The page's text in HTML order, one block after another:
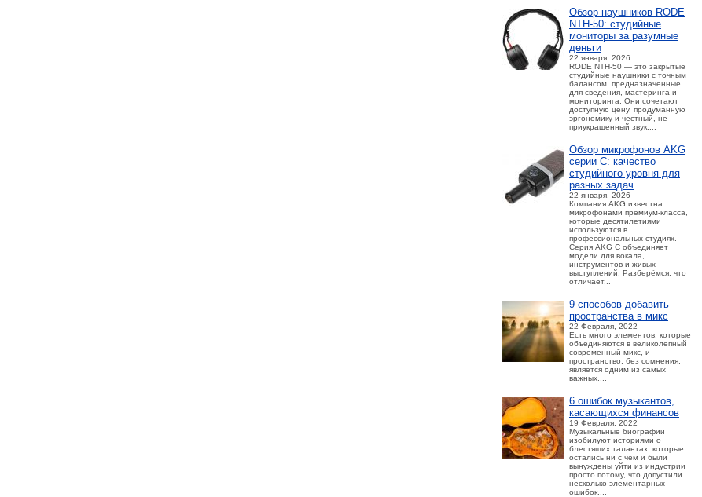
Обзор наушников RODE
NTH-50: студийные
мониторы за разумные
деньги
22 января, 2026
RODE NTH-50 — это закрытые
студийные наушники с точным
балансом, предназначенные
для сведения, мастеринга и
мониторинга. Они сочетают
доступную цену, продуманную
эргономику и честный, не
приукрашенный звук....
Обзор микрофонов AKG
серии C: качество
студийного уровня для
разных задач
22 января, 2026
Компания AKG известна
микрофонами премиум-класса,
которые десятилетиями
используются в
профессиональных студиях.
Серия AKG C объединяет
модели для вокала,
инструментов и живых
выступлений. Разберёмся, что
отличает...
9 способов добавить
пространства в микс
22 Февраля, 2022
Есть много элементов, которые
объединяются в великолепный
современный микс, и
пространство, без сомнения,
является одним из самых
важных....
6 ошибок музыкантов,
касающихся финансов
19 Февраля, 2022
Музыкальные биографии
изобилуют историями о
блестящих талантах, которые
остались ни с чем и были
вынуждены уйти из индустрии
просто потому, что допустили
несколько элементарных
ошибок....